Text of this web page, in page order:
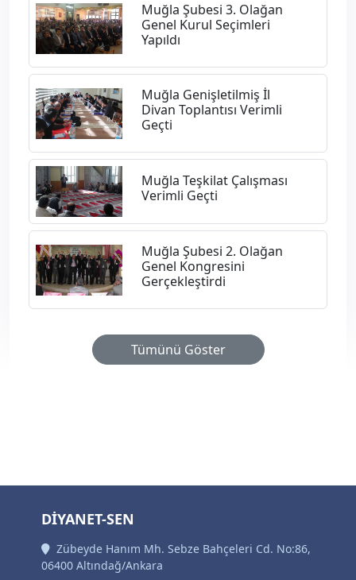
Muğla Şubesi 3. Olağan
Genel Kurul Seçimleri
Yapıldı
Muğla Genişletilmiş İl
Divan Toplantısı Verimli
Geçti
Muğla Teşkilat Çalışması
Verimli Geçti
Muğla Şubesi 2. Olağan
Genel Kongresini
Gerçekleştirdi
Tümünü Göster
DİYANET-SEN
Zübeyde Hanım Mh. Sebze Bahçeleri Cd. No:86,
06400 Altındağ/Ankara